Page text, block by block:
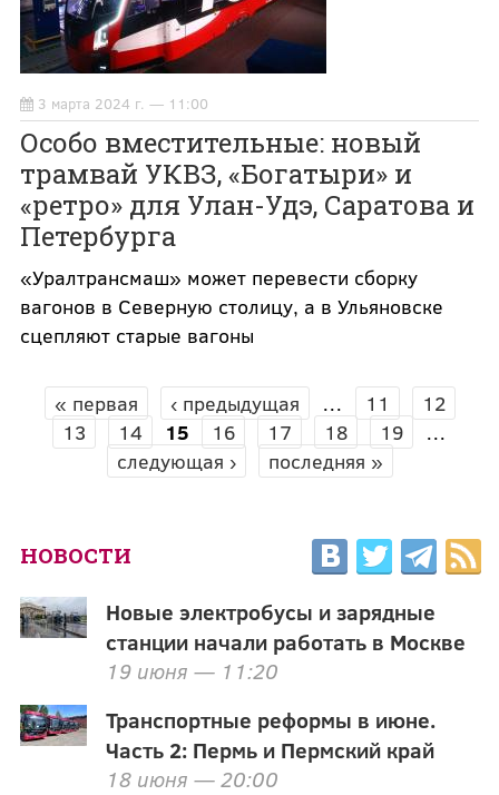
3 марта 2024 г. — 11:00
Особо вместительные: новый
трамвай УКВЗ, «Богатыри» и
«ретро» для Улан-Удэ, Саратова и
Петербурга
«Уралтрансмаш» может перевести сборку
вагонов в Северную столицу, а в Ульяновске
сцепляют старые вагоны
СТРАНИЦЫ
« первая ‹ предыдущая … 11
12
13
14 15 16 17 18 19
…
следующая ›
последняя »
НОВОСТИ
Новые электробусы и зарядные
станции начали работать в Москве
19 июня — 11:20
Транспортные реформы в июне.
Часть 2: Пермь и Пермский край
18 июня — 20:00